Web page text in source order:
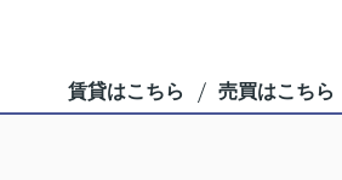
賃貸はこちら 売買はこちら